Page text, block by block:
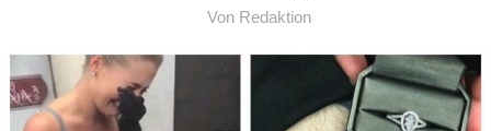
Von Redaktion